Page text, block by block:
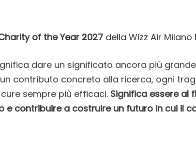
of the Year 2027della Wizz Air Milano
dare un significato ancora più
contributo concreto alla ricerca, ogni
sempre più efficaci. Significa essere al
e contribuire a costruire un futuro in cui il